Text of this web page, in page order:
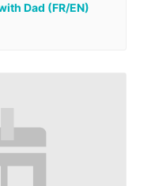
Dad (FR/EN)